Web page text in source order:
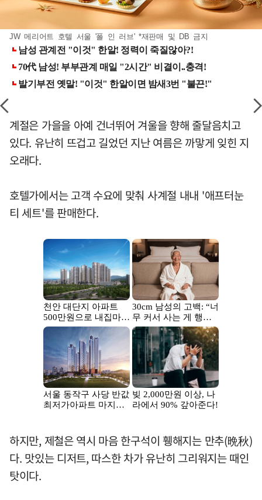
JW 메리어트 호텔 서울 '폴 인 러브' *재판매 및 DB 금지
계절은 가을을 아예 건너뛰어 겨울을 향해 줄달음치고
있다. 유난히 뜨겁고 길었던 지난 여름은 까맣게 잊힌 지
오래다.
호텔가에서는 고객 수요에 맞춰 사계절 내내 '애프터눈
티 세트'를 판매한다.
하지만, 제철은 역시 마음 한구석이 휑해지는 만추(晩秋)
다. 맛있는 디저트, 따스한 차가 유난히 그리워지는 때인
탓이다.